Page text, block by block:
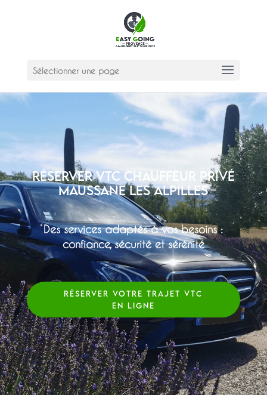
Sélectionner une page
Réserver VTC chauffeur privé
Maussane les Alpilles
Des services adaptés à vos besoins :
confiance, sécurité et sérénité
RÉSERVER VOTRE TRAJET VTC
EN LIGNE